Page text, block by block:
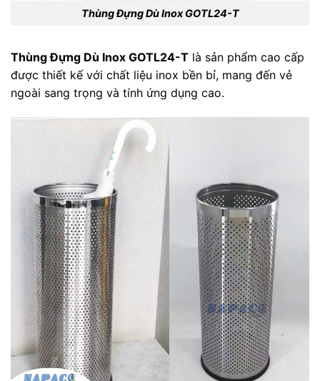
Thùng Đựng Dù Inox GOTL24-T
Thùng Đựng Dù Inox GOTL24-T là sản phẩm cao cấp
được thiết kế với chất liệu inox bền bỉ, mang đến vẻ
ngoài sang trọng và tính ứng dụng cao.